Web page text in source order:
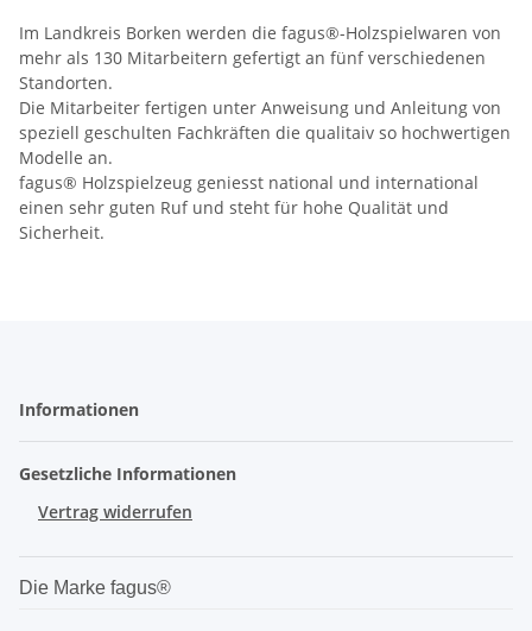
Im Landkreis Borken werden die fagus®-Holzspielwaren von
mehr als 130 Mitarbeitern gefertigt an fünf verschiedenen
Standorten.
Die Mitarbeiter fertigen unter Anweisung und Anleitung von
speziell geschulten Fachkräften die qualitaiv so hochwertigen
Modelle an.
fagus® Holzspielzeug geniesst national und international
einen sehr guten Ruf und steht für hohe Qualität und
Sicherheit.
Informationen
Gesetzliche Informationen
Vertrag widerrufen
Die Marke fagus®